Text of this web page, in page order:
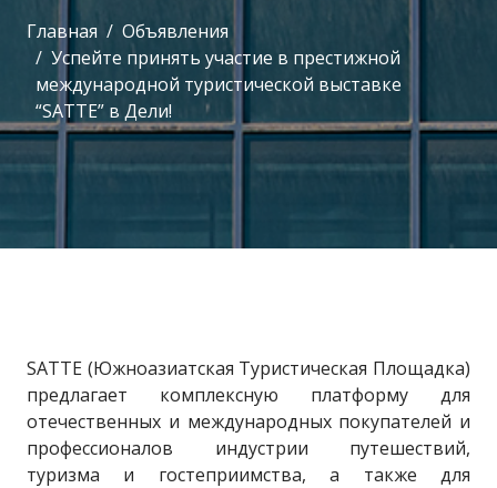
Главная
Объявления
Успейте принять участие в престижной
международной туристической выставке
“SATTE” в Дели!
SATTE (Южноазиатская Туристическая Площадка)
предлагает комплексную платформу для
отечественных и международных покупателей и
профессионалов индустрии путешествий,
туризма и гостеприимства, а также для